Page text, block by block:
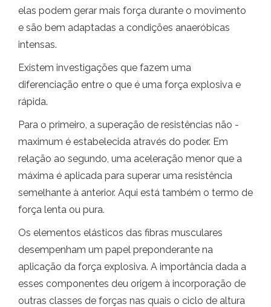
elas podem gerar mais força durante o movimento
e são bem adaptadas a condições anaeróbicas
intensas.
Existem investigações que fazem uma
diferenciação entre o que é uma força explosiva e
rápida.
Para o primeiro, a superação de resistências não -
maximum é estabelecida através do poder. Em
relação ao segundo, uma aceleração menor que a
máxima é aplicada para superar uma resistência
semelhante à anterior. Aqui está também o termo de
força lenta ou pura.
Os elementos elásticos das fibras musculares
desempenham um papel preponderante na
aplicação da força explosiva. A importância dada a
esses componentes deu origem à incorporação de
outras classes de forças nas quais o ciclo de altura